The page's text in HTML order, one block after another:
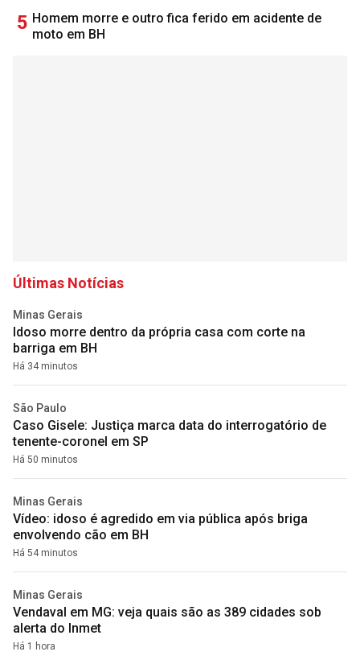
5 Homem morre e outro fica ferido em acidente de
moto em BH
Últimas Notícias
Minas Gerais
Idoso morre dentro da própria casa com corte na
barriga em BH
Há 34 minutos
São Paulo
Caso Gisele: Justiça marca data do interrogatório de
tenente-coronel em SP
Há 50 minutos
Minas Gerais
Vídeo: idoso é agredido em via pública após briga
envolvendo cão em BH
Há 54 minutos
Minas Gerais
Vendaval em MG: veja quais são as 389 cidades sob
alerta do Inmet
Há 1 hora